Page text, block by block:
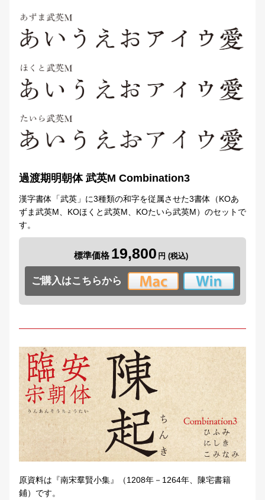
過渡期明朝体 武英M Combination3
漢字書体「武英」に3種類の和字を従属させた3書体（KOあ
ずま武英M、KOほくと武英M、KOたいら武英M）のセットで
す。
標準価格 19,800
ご購入はこちらから
原資料は『南宋羣賢小集』（1208年－1264年、陳宅書籍
鋪）です。